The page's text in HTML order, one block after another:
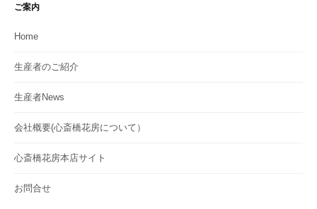
ご案内
Home
生産者のご紹介
生産者News
会社概要(心斎橋花房について）
心斎橋花房本店サイト
お問合せ